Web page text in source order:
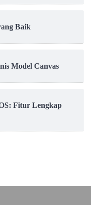
Baik
Model Canvas
Fitur Lengkap